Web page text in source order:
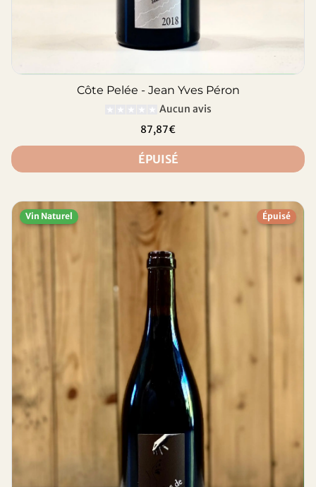
Côte Pelée - Jean Yves Péron
Aucun avis
87,87€
ÉPUISÉ
Vin Naturel Épuisé